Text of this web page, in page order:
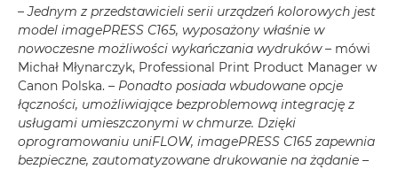
– Jednym z przedstawicieli serii urządzeń kolorowych jest
model imagePRESS C165, wyposażony właśnie w
nowoczesne możliwości wykańczania wydruków– mówi
Michał Młynarczyk, Professional Print Product Manager w
Canon Polska. – Ponadto posiada wbudowane opcje
łączności, umożliwiające bezproblemową integrację z
usługami umieszczonymi w chmurze. Dzięki
oprogramowaniu uniFLOW, imagePRESS C165 zapewnia
bezpieczne, zautomatyzowane drukowanie na żądanie –